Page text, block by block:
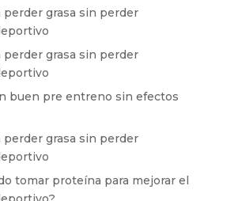
grasa sin perder
grasa sin perder
buen pre entreno sin efectos
grasa sin perder
tomar proteína para mejorar el